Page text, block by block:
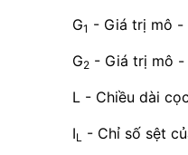
G1 - Giá trị mô -
G2 - Giá trị mô
L - Chiều dài
IL - Chỉ số sệt